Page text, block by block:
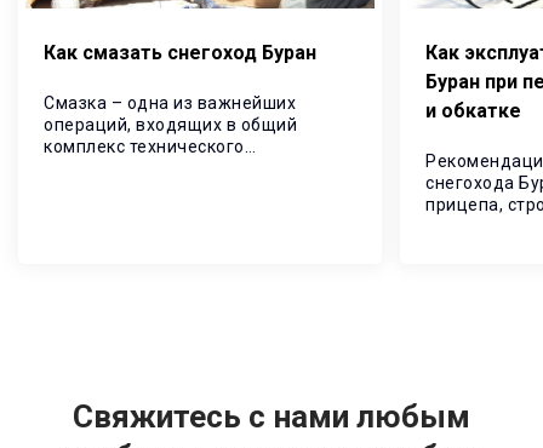
Как смазать снегоход Буран
Смазка – одна из важнейших
операций, входящих в общий
комплекс технического
Как
Буран при
и обкатке
снегохода
прицепа,
Свяжитесь с нами любым